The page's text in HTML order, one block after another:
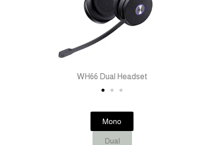
WH66 Dual Headset
Mono
Dual